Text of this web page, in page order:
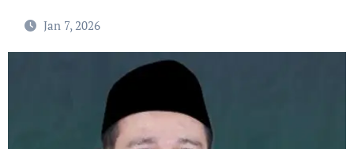
Jan 7, 2026